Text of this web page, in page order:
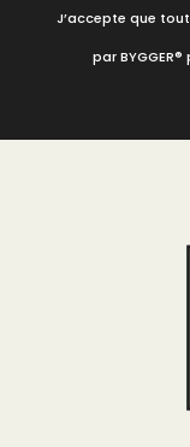
J’accepte que
par BYGGER®